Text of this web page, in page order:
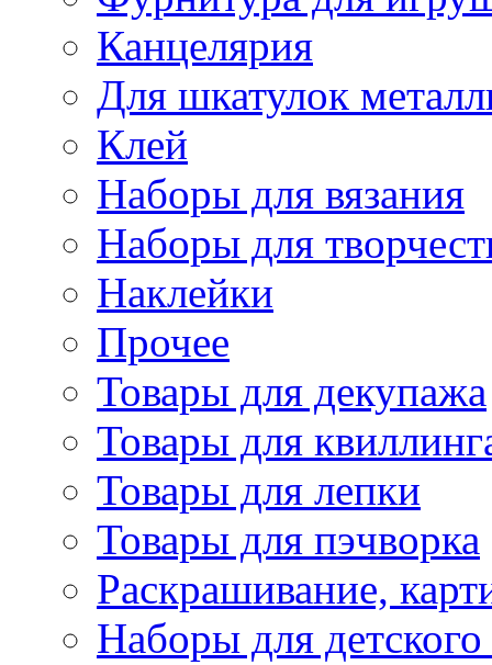
Канцелярия
Для шкатулок
Клей
Наборы для вязания
Наборы для
Наклейки
Прочее
Товары для декупажа
Товары для
Товары для лепки
Товары для пэчворка
Раскрашивание,
Наборы для